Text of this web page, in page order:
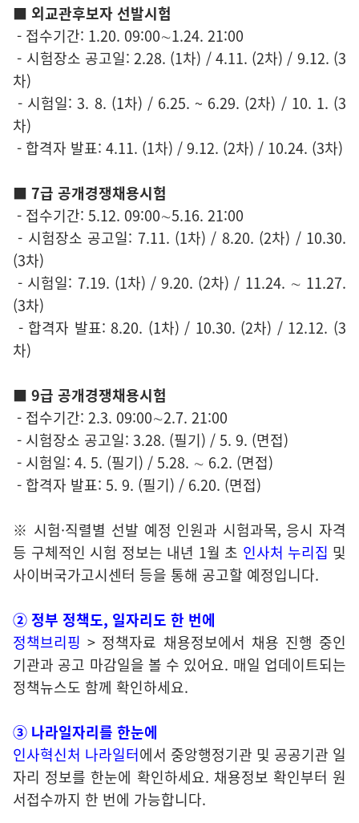
■ 외교관후보자 선발시험
- 접수기간: 1.20. 09:00∼1.24. 21:00
- 시험장소 공고일: 2.28. (1차) / 4.11. (2차) / 9.12. (3
차)
- 시험일: 3. 8. (1차) / 6.25. ~ 6.29. (2차) / 10. 1. (3
차)
- 합격자 발표: 4.11. (1차) / 9.12. (2차) / 10.24. (3차)
■ 7급 공개경쟁채용시험
- 접수기간: 5.12. 09:00∼5.16. 21:00
- 시험장소 공고일: 7.11. (1차) / 8.20. (2차) / 10.30.
(3차)
- 시험일: 7.19. (1차) / 9.20. (2차) / 11.24. ∼ 11.27.
(3차)
- 합격자 발표: 8.20. (1차) / 10.30. (2차) / 12.12. (3
차)
■ 9급 공개경쟁채용시험
- 접수기간: 2.3. 09:00∼2.7. 21:00
- 시험장소 공고일: 3.28. (필기) / 5. 9. (면접)
- 시험일: 4. 5. (필기) / 5.28. ∼ 6.2. (면접)
- 합격자 발표: 5. 9. (필기) / 6.20. (면접)
※ 시험·직렬별 선발 예정 인원과 시험과목, 응시 자격
등 구체적인 시험 정보는 내년 1월 초 인사처 누리집 및
사이버국가고시센터 등을 통해 공고할 예정입니다.
② 정부 정책도, 일자리도 한 번에
정책브리핑 > 정책자료 채용정보에서 채용 진행 중인
기관과 공고 마감일을 볼 수 있어요. 매일 업데이트되는
정책뉴스도 함께 확인하세요.
③ 나라일자리를 한눈에
인사혁신처 나라일터에서 중앙행정기관 및 공공기관 일
자리 정보를 한눈에 확인하세요. 채용정보 확인부터 원
서접수까지 한 번에 가능합니다.